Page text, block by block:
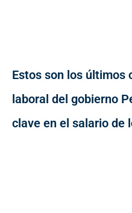
Estos son los últimos
laboral del gobierno
clave en el salario de